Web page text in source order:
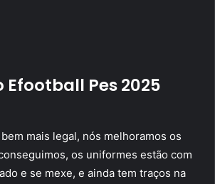
Efootball Pes 2025
mais legal, nós melhoramos os
os uniformes estão com
e se mexe, e ainda tem traços na